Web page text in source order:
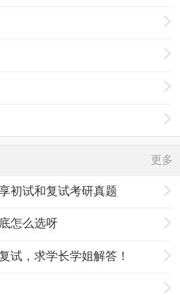
更多
初试和复试考研真题
怎么选呀
试，求学长学姐解答！